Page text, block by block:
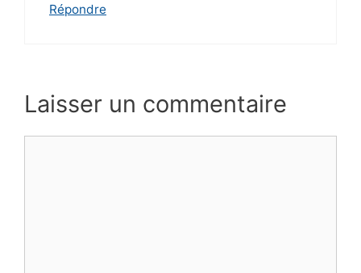
Répondre
Laisser un commentaire